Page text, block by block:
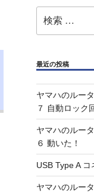
索:
最近の投稿
ヤマハのルー
７ 自動ロック
ヤマハのルー
６ 動いた！
USB Type A
ヤマハのルー